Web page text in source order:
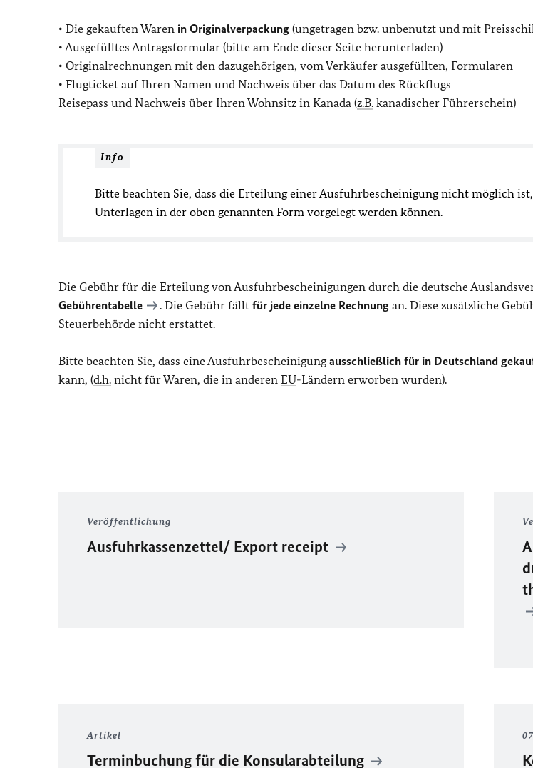
• Die gekauften Waren in Originalverpackung (ungetragen bzw. unbenutzt und mit
• Ausgefülltes Antragsformular (bitte am Ende dieser Seite herunterladen)
• Originalrechnungen mit den dazugehörigen, vom Verkäufer ausgefüllten, Formularen
• Flugticket auf Ihren Namen und Nachweis über das Datum des Rückflugs
Reisepass und Nachweis über Ihren Wohnsitz in Kanada (z.B. kanadischer Führerschein)
Info
Bitte beachten Sie, dass die Erteilung einer Ausfuhrbescheinigung nicht möglich
Unterlagen in der oben genannten Form vorgelegt werden können.
Die Gebühr für die Erteilung von Ausfuhrbescheinigungen durch die deutsche
Gebührentabelle
. Die Gebühr fällt für jede einzelne Rechnung an. Diese zusätzliche
Steuerbehörde nicht erstattet.
Bitte beachten Sie, dass eine Ausfuhrbescheinigungausschließlich für in Deutschland
kann, (d.h. nicht für Waren, die in anderen EU-Ländern erworben wurden).
Veröffentlichung
Ausfuhrkassenzettel/ Export receipt
Artikel
Terminbuchung für die Konsularabteilung